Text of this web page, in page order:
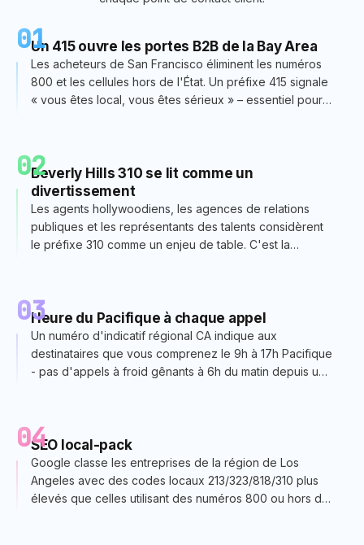
01Un 415 ouvre les portes B2B de la Bay Area
Les acheteurs de San Francisco éliminent les numéros
800 et les cellules hors de l'État. Un préfixe 415 signale
« vous êtes local, vous êtes sérieux » – essentiel pour
02Beverly Hills 310 se lit comme un
divertissement
Les agents hollywoodiens, les agences de relations
publiques et les représentants des talents considèrent
le préfixe 310 comme un enjeu de table. C'est la
03Heure du Pacifique à chaque appel
Un numéro d'indicatif régional CA indique aux
destinataires que vous comprenez le 9h à 17h Pacifique
- pas d'appels à froid gênants à 6h du matin depuis un
04SEO local-pack
Google classe les entreprises de la région de Los
Angeles avec des codes locaux 213/323/818/310 plus
élevés que celles utilisant des numéros 800 ou hors de